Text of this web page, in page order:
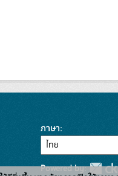
ภาษา
Powered by: